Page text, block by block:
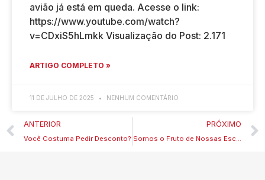
avião já está em queda. Acesse o link:
https://www.youtube.com/watch?
v=CDxiS5hLmkk Visualização do Post: 2.171
ARTIGO COMPLETO »
11 DE JULHO DE 2025 NENHUM COMENTÁRIO
ANTERIOR
Você Costuma Pedir Desconto?
PRÓXIMO
Somos o Fruto de Nossas Escolhas